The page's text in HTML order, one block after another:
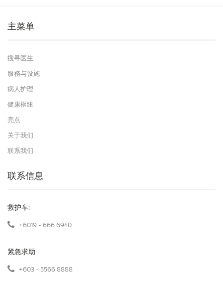
主菜单
搜寻医生
服務与设施
病人护理
健康枢纽
亮点
关于我们
联系我们
联系信息
救护车:
+6019 - 666 6940
紧急求助
+603 - 5566 8888